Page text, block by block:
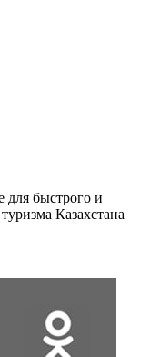
для быстрого и
Казахстана